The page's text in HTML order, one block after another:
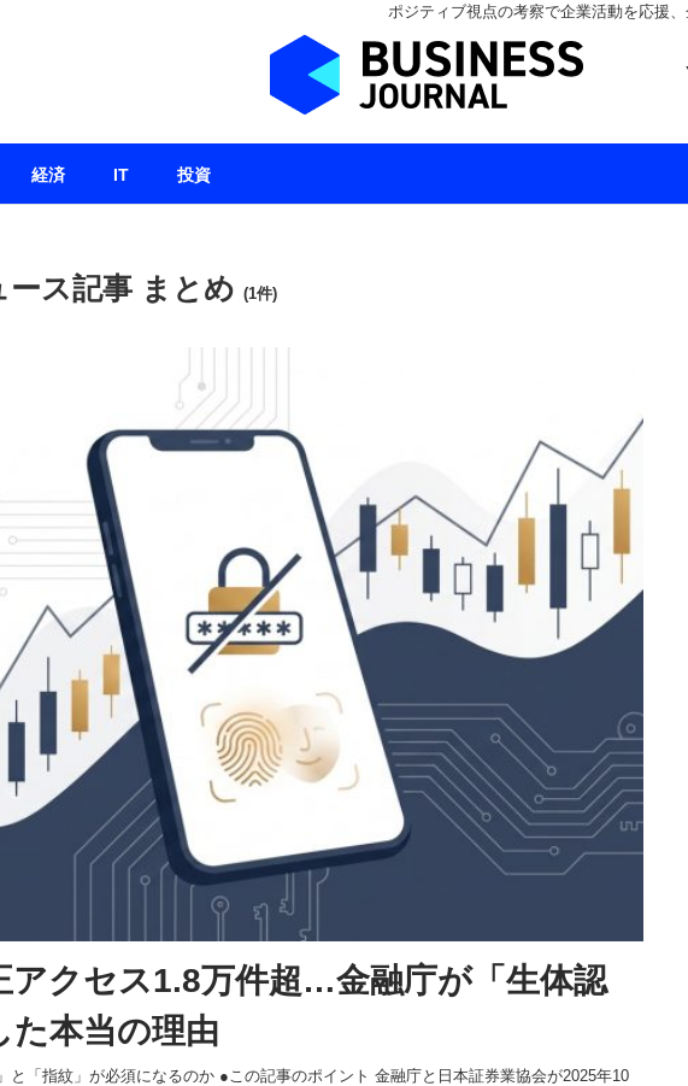
ポジティブ視点の考察で企業活動を応援
ス記事 まとめ (1件)
アクセス1.8万件超…金融庁が「生体認
た本当の理由
と「指紋」が必須になるのか ●この記事のポイント 金融庁と日本証券業協会が2025年10
経済 IT 投資